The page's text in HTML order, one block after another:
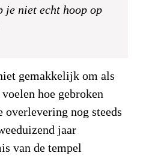
je niet echt hoop op
gemakkelijk om als
hoe gebroken
overlevering nog steeds
jaar
van de tempel